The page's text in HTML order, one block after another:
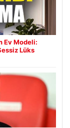
Ev Modeli:
Lüks